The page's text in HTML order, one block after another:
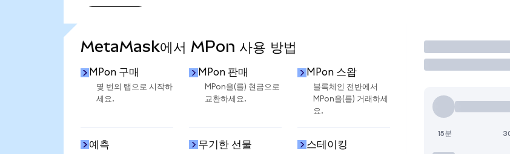
MetaMask에서 MPon 사용 방법
MPon 구매
몇 번의 탭으로 시작하
세요.
MPon 판매
MPon을(를) 현금으로
교환하세요.
MPon 스왑
블록체인 전반에서
MPon을(를) 거래하세
요.
예측 무기한 선물 스테이킹
거래
15분